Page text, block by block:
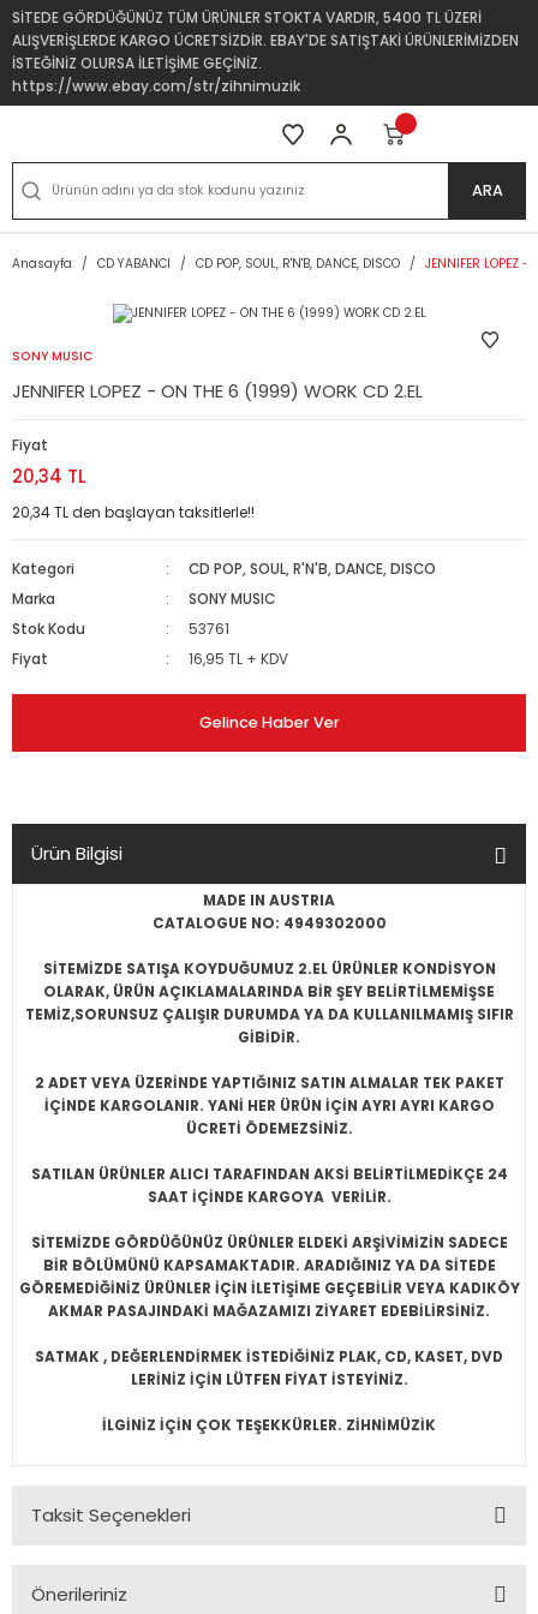
SİTEDE GÖRDÜĞÜNÜZ TÜM ÜRÜNLER STOKTA VARDIR, 5400 TL ÜZERİ
ALIŞVERİŞLERDE KARGO ÜCRETSİZDİR. EBAY'DE SATIŞTAKİ ÜRÜNLERİMİZDEN
İSTEĞİNİZ OLURSA İLETİŞİME GEÇİNİZ.
https://www.ebay.com/str/zihnimuzik
ARA
Anasayfa CD YABANCI CD POP, SOUL, R'N'B, DANCE, DISCO JENNIFER LOPEZ
SONY MUSIC
JENNIFER LOPEZ - ON THE 6 (1999) WORK CD 2.EL
Fiyat
20,34 TL
20,34 TL den başlayan taksitlerle!!
Kategori
CD POP, SOUL, R'N'B, DANCE, DISCO
Marka
SONY MUSIC
Stok Kodu
53761
Fiyat
16,95 TL + KDV
Gelince Haber Ver
Ürün Bilgisi
MADE IN AUSTRIA
CATALOGUE NO: 4949302000
SİTEMİZDE SATIŞA KOYDUĞUMUZ 2.EL ÜRÜNLER KONDİSYON
OLARAK, ÜRÜN AÇIKLAMALARINDA BİR ŞEY BELİRTİLMEMİŞSE
TEMİZ,SORUNSUZ ÇALIŞIR DURUMDA YA DA KULLANILMAMIŞ SIFIR
GİBİDİR.
2 ADET VEYA ÜZERİNDE YAPTIĞINIZ SATIN ALMALAR TEK PAKET
İÇİNDE KARGOLANIR. YANİ HER ÜRÜN İÇİN AYRI AYRI KARGO
ÜCRETİ ÖDEMEZSİNİZ.
SATILAN ÜRÜNLER ALICI TARAFINDAN AKSİ BELİRTİLMEDİKÇE 24
SAAT İÇİNDE KARGOYA VERİLİR.
SİTEMİZDE GÖRDÜĞÜNÜZ ÜRÜNLER ELDEKİ ARŞİVİMİZİN SADECE
BİR BÖLÜMÜNÜ KAPSAMAKTADIR. ARADIĞINIZ YA DA SİTEDE
GÖREMEDİĞİNİZ ÜRÜNLER İÇİN İLETİŞİME GEÇEBİLİR VEYA KADIKÖY
AKMAR PASAJINDAKİ MAĞAZAMIZI ZİYARET EDEBİLİRSİNİZ.
SATMAK , DEĞERLENDİRMEK İSTEDİĞİNİZ PLAK, CD, KASET, DVD
LERİNİZ İÇİN LÜTFEN FİYAT İSTEYİNİZ.
İLGİNİZ İÇİN ÇOK TEŞEKKÜRLER. ZİHNİMÜZİK
Taksit Seçenekleri
Önerileriniz